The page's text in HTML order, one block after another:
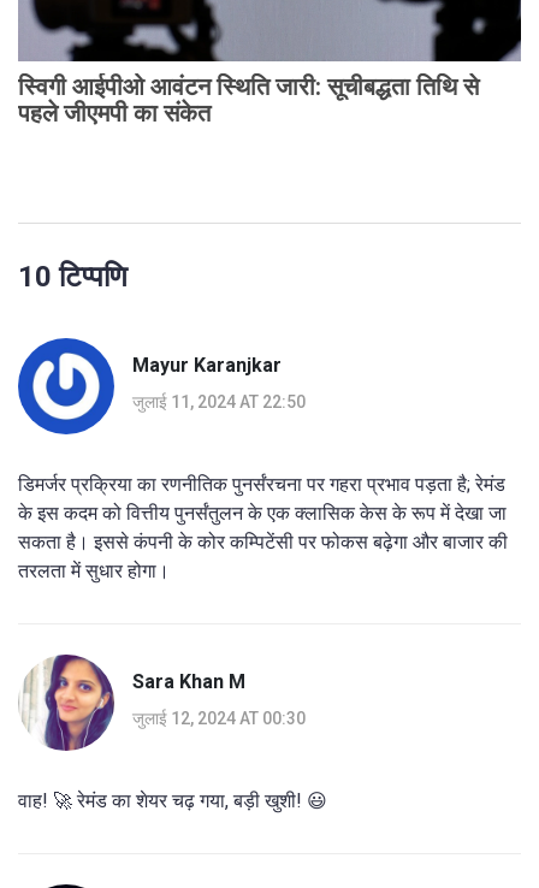
स्विगी आईपीओ आवंटन स्थिति जारी: सूचीबद्धता तिथि से
पहले जीएमपी का संकेत
10 टिप्पणि
Mayur Karanjkar
जुलाई 11, 2024 AT 22:50
डिमर्जर प्रक्रिया का रणनीतिक पुनर्संरचना पर गहरा प्रभाव पड़ता है; रेमंड
के इस कदम को वित्तीय पुनर्संतुलन के एक क्लासिक केस के रूप में देखा जा
सकता है। इससे कंपनी के कोर कम्पिटेंसी पर फोकस बढ़ेगा और बाजार की
तरलता में सुधार होगा।
Sara Khan M
जुलाई 12, 2024 AT 00:30
वाह! 🚀 रेमंड का शेयर चढ़ गया, बड़ी खुशी! 😃